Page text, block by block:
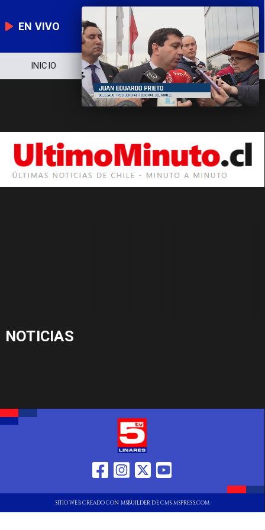
EN VIVO
INICIO NOTICIERO POLÍTICA
NOTICIAS
SITIO WEB CREADO CON MSBUILDER DE CMS-MSPRESS.COM